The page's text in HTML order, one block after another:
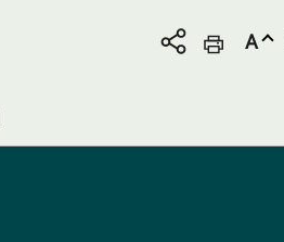
于
台
更
页
A